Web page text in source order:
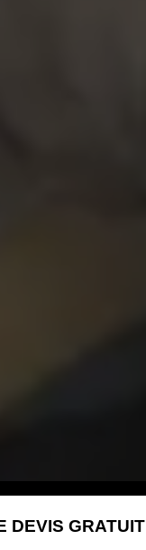
DEVIS GRATUIT